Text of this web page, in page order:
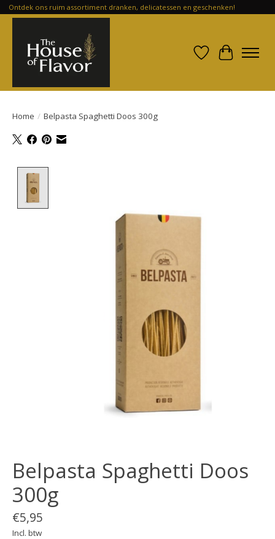
Ontdek ons ruim assortiment dranken, delicatessen en geschenken!
Verlanglijst
Home / Belpasta Spaghetti Doos 300g
Belpasta Spaghetti Doos
300g
€5,95
Incl. btw